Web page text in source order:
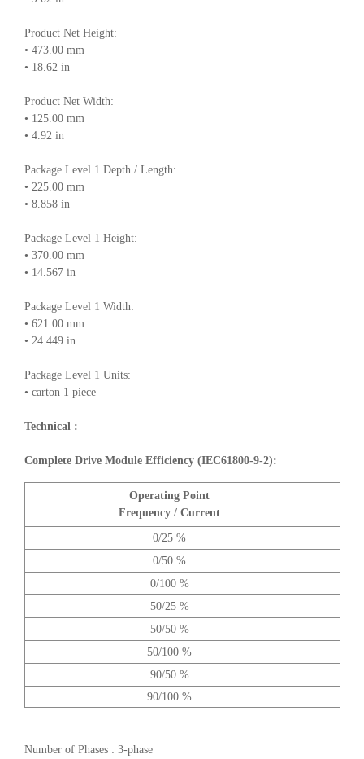
Product Net Height:
• 473.00 mm
• 18.62 in
Product Net Width:
• 125.00 mm
• 4.92 in
Package Level 1 Depth / Length:
• 225.00 mm
• 8.858 in
Package Level 1 Height:
• 370.00 mm
• 14.567 in
Package Level 1 Width:
• 621.00 mm
• 24.449 in
Package Level 1 Units:
• carton 1 piece
Technical :
Complete Drive Module Efficiency (IEC61800-9-2):
Operating Point
Frequency / Current
0/25 %
0/50 %
0/100 %
50/25 %
50/50 %
50/100 %
90/50 %
90/100 %
Number of Phases : 3-phase